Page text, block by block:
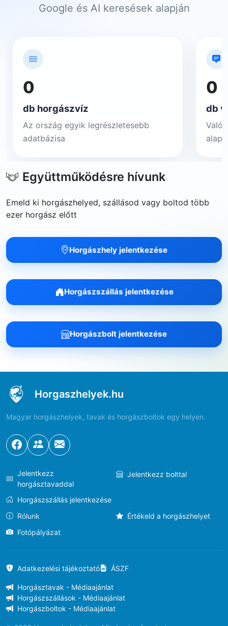
Google és AI keresések alapján
0
db horgászvíz
Az ország egyik legrészletesebb
adatbázisa
0
db
Együttműködésre hívunk
Emeld ki horgászhelyed, szállásod vagy boltod több
ezer horgász előtt
Horgászhely jelentkezése
Horgászszállás jelentkezése
Horgászbolt jelentkezése
Horgaszhelyek.hu
Magyar horgászhelyek, tavak és horgászboltok egy helyen.
Jelentkezz
horgásztavaddal
Jelentkezz bolttal
Horgászszállás jelentkezése
Rólunk
Értékeld a horgászhelyet
Fotópályázat
Adatkezelési tájékoztató ÁSZF
Horgásztavak - Médiaajánlat
Horgászszállások - Médiaajánlat
Horgászboltok - Médiaajánlat